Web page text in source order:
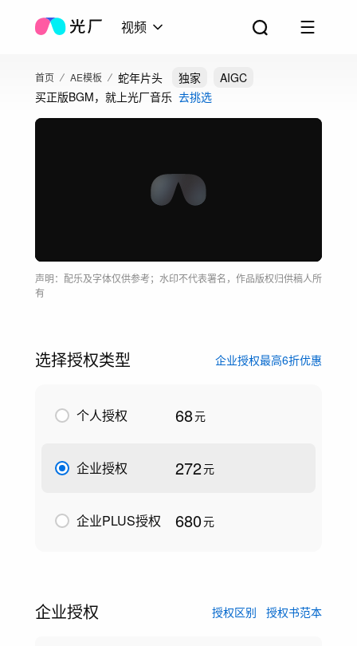
视频
首页 AE模板 蛇年片头 独家
AIGC
买正版BGM，就上光厂音乐 去挑选
声明：配乐及字体仅供参考；水印不代表署名，作品版权归供稿人所
有
选择授权类型 企业授权最高6折优惠
个人授权 68元
企业授权 272元
企业PLUS授权 680元
企业授权 授权区别 授权书范本